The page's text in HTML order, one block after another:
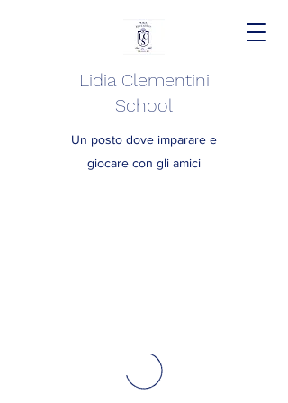
Lidia Clementini
School
Un posto dove imparare e
giocare con gli amici